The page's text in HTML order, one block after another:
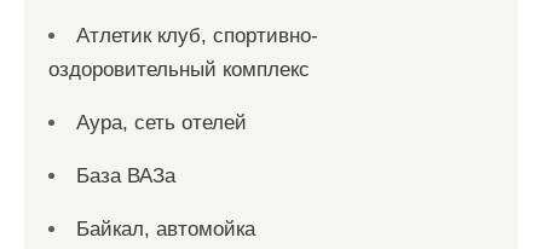
Атлетик клуб, спортивно-
оздоровительный комплекс
Аура, сеть отелей
База ВАЗа
Байкал, автомойка